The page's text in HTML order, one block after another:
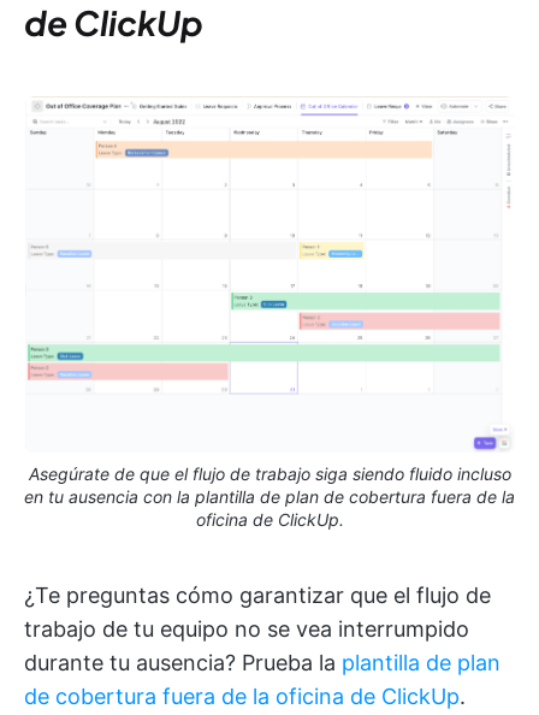
de ClickUp
Asegúrate de que el flujo de trabajo siga siendo fluido incluso
en tu ausencia con la plantilla de plan de cobertura fuera de la
oficina de ClickUp.
¿Te preguntas cómo garantizar que el flujo de
trabajo de tu equipo no se vea interrumpido
durante tu ausencia? Prueba la plantilla de plan
de cobertura fuera de la oficina de ClickUp.